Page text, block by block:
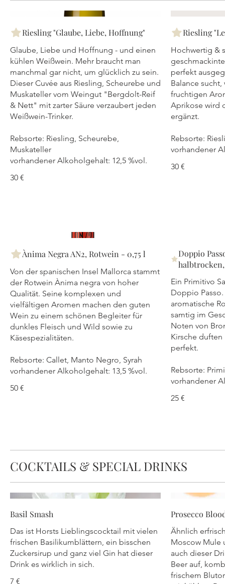
Riesling "Glaube, Liebe, Hoffnung"
Glaube, Liebe und Hoffnung - und einen
kühlen Weißwein. Mehr braucht man
manchmal gar nicht, um glücklich zu sein.
Dieser Cuvée aus Riesling, Scheurebe und
Muskateller vom Weingut "Bergdolt-Reif
& Nett" mit zarter Säure verzaubert jeden
Weißwein-Trinker.
Rebsorte: Riesling, Scheurebe,
Muskateller
vorhandener Alkoholgehalt: 12,5 %vol.
30 €
Riesling
Hochwertig &
perfekt
Balance
fruchtigen
Aprikose wird
ergänzt.
Rebsorte:
vorhandener
30 €
Ànima Negra AN2, Rotwein - 0,75 l
Von der spanischen Insel Mallorca stammt
der Rotwein Ànima negra von hoher
Qualität. Seine komplexen und
vielfältigen Aromen machen den guten
Wein zu einem schönen Begleiter für
dunkles Fleisch und Wild sowie zu
Käsespezialitäten.
Rebsorte: Callet, Manto Negro, Syrah
vorhandener Alkoholgehalt: 13,5 %vol.
50 €
Doppio
Ein Primitivo
Doppio
aromatische
samtig im
Noten von
Kirsche
perfekt.
Rebsorte:
vorhandener
25 €
COCKTAILS & SPECIAL DRINKS
Basil Smash
Das ist Horsts Lieblingscocktail mit vielen
frischen Basilikumblättern, ein bisschen
Zuckersirup und ganz viel Gin hat dieser
Drink es wirklich in sich.
7 €
Prosecco
Ähnlich
Moscow Mule
auch dieser
Beer auf,
frischem